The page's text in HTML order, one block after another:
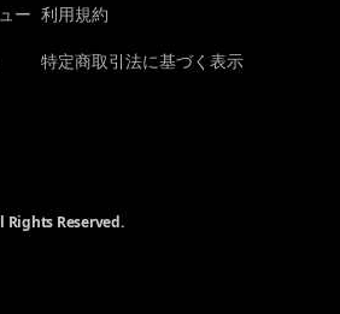
ー 利用規約
特定商取引法に基づく表示
Rights Reserved.